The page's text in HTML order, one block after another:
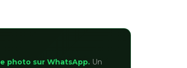
photo sur WhatsApp. Un